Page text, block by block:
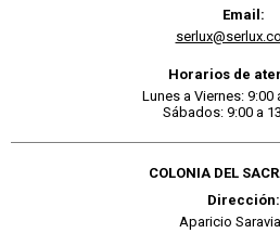
Email:
Horarios de
Lunes a Viernes: 9:00
Sábados: 9:00 a
COLONIA DEL
Dirección:
Aparicio